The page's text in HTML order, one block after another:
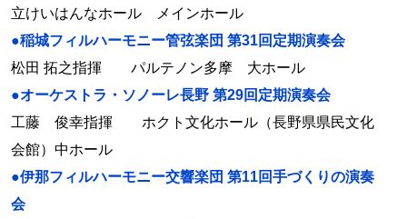
立けいはんなホール メインホール
●稲城フィルハーモニー管弦楽団 第31回定期演奏会
松田 拓之指揮 パルテノン多摩 大ホール
●オーケストラ・ソノーレ長野 第29回定期演奏会
工藤 俊幸指揮 ホクト文化ホール（長野県県民文化
会館）中ホール
●伊那フィルハーモニー交響楽団 第11回手づくりの演奏
会